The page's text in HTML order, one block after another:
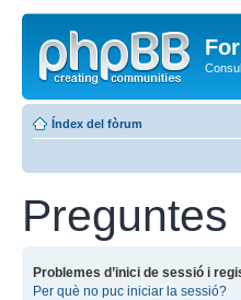
Índex del fòrum
Problemes d’inici de sessió i
Per què no puc iniciar la sessió?